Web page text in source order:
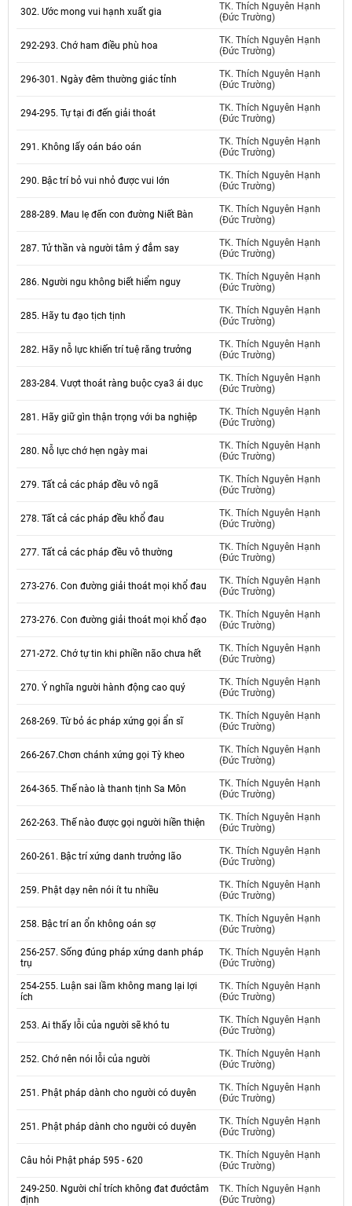
302. Ước mong vui hạnh xuất gia
TK. Thích Nguyên Hạnh
(Đức Trường)
292-293. Chớ ham điều phù hoa
TK. Thích Nguyên Hạnh
(Đức Trường)
296-301. Ngày đêm thường giác tỉnh
TK. Thích Nguyên Hạnh
(Đức Trường)
294-295. Tự tại đi đến giải thoát
TK. Thích Nguyên Hạnh
(Đức Trường)
291. Không lấy oán báo oán
TK. Thích Nguyên Hạnh
(Đức Trường)
290. Bậc trí bỏ vui nhỏ được vui lớn
TK. Thích Nguyên Hạnh
(Đức Trường)
288-289. Mau lẹ đến con đường Niết Bàn
TK. Thích Nguyên Hạnh
(Đức Trường)
287. Tử thần và người tâm ý đắm say
TK. Thích Nguyên Hạnh
(Đức Trường)
286. Người ngu không biết hiểm nguy
TK. Thích Nguyên Hạnh
(Đức Trường)
285. Hãy tu đạo tịch tịnh
TK. Thích Nguyên Hạnh
(Đức Trường)
282. Hãy nỗ lực khiến trí tuệ răng trưởng
TK. Thích Nguyên Hạnh
(Đức Trường)
283-284. Vượt thoát ràng buộc cya3 ái dục
TK. Thích Nguyên Hạnh
(Đức Trường)
281. Hãy giữ gìn thận trọng với ba nghiệp
TK. Thích Nguyên Hạnh
(Đức Trường)
280. Nỗ lực chớ hẹn ngày mai
TK. Thích Nguyên Hạnh
(Đức Trường)
279. Tất cả các pháp đều vô ngã
TK. Thích Nguyên Hạnh
(Đức Trường)
278. Tất cả các pháp đều khổ đau
TK. Thích Nguyên Hạnh
(Đức Trường)
277. Tất cả các pháp đều vô thường
TK. Thích Nguyên Hạnh
(Đức Trường)
273-276. Con đường giải thoát mọi khổ đau
TK. Thích Nguyên Hạnh
(Đức Trường)
273-276. Con đường giải thoát mọi khổ đạo
TK. Thích Nguyên Hạnh
(Đức Trường)
271-272. Chớ tự tin khi phiền não chưa hết
TK. Thích Nguyên Hạnh
(Đức Trường)
270. Ý nghĩa người hành động cao quý
TK. Thích Nguyên Hạnh
(Đức Trường)
268-269. Từ bỏ ác pháp xứng gọi ẩn sĩ
TK. Thích Nguyên Hạnh
(Đức Trường)
266-267.Chơn chánh xứng gọi Tỳ kheo
TK. Thích Nguyên Hạnh
(Đức Trường)
264-365. Thế nào là thanh tịnh Sa Môn
TK. Thích Nguyên Hạnh
(Đức Trường)
262-263. Thế nào được gọi người hiền thiện
TK. Thích Nguyên Hạnh
(Đức Trường)
260-261. Bậc trí xứng danh trưởng lão
TK. Thích Nguyên Hạnh
(Đức Trường)
259. Phật dạy nên nói ít tu nhiều
TK. Thích Nguyên Hạnh
(Đức Trường)
258. Bậc trí an ổn không oán sợ
TK. Thích Nguyên Hạnh
(Đức Trường)
256-257. Sống đúng pháp xứng danh pháp
trụ
TK. Thích Nguyên Hạnh
(Đức Trường)
254-255. Luận sai lầm không mang lại lợi
ích
TK. Thích Nguyên Hạnh
(Đức Trường)
253. Ai thấy lỗi của người sẽ khó tu
TK. Thích Nguyên Hạnh
(Đức Trường)
252. Chớ nên nói lỗi của người
TK. Thích Nguyên Hạnh
(Đức Trường)
251. Phật pháp dành cho người có duyên
TK. Thích Nguyên Hạnh
(Đức Trường)
251. Phật pháp dành cho người có duyên
TK. Thích Nguyên Hạnh
(Đức Trường)
Câu hỏi Phật pháp 595 - 620
TK. Thích Nguyên Hạnh
(Đức Trường)
249-250. Người chỉ trích không đat đướctâm
định
TK. Thích Nguyên Hạnh
(Đức Trường)